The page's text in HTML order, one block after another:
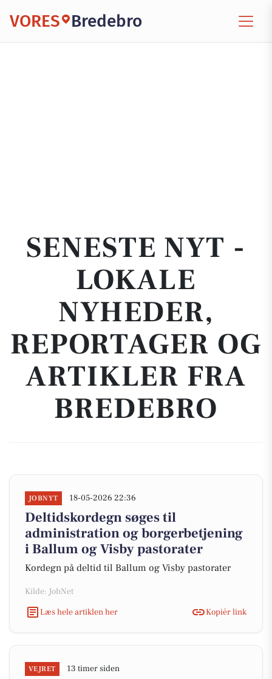
VORES Bredebro
SENESTE NYT -
LOKALE
NYHEDER,
REPORTAGER OG
ARTIKLER FRA
BREDEBRO
JOBNYT 18-05-2026 22:36
Deltidskordegn søges til
administration og borgerbetjening
i Ballum og Visby pastorater
Kordegn på deltid til Ballum og Visby pastorater
Kilde: JobNet
Læs hele artiklen her
Kopiér link
VEJRET 13 timer siden